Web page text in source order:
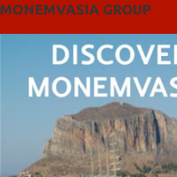
MONEMVASIA GROUP